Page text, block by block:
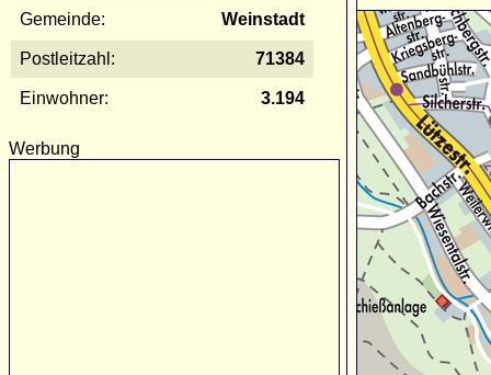
Gemeinde: Weinstadt
Postleitzahl: 71384
Einwohner: 3.194
Werbung